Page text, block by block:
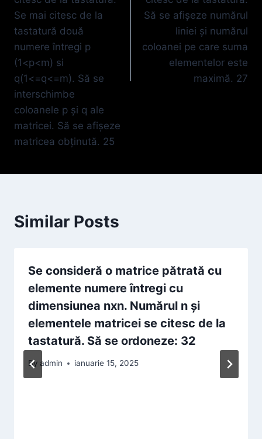
Se mai citesc de la
tastatură două
numere întregi p
(1<p<m) si
q(1<=q<=m). Să se
interschimbe
coloanele p şi q ale
matricei. Să se afişeze
matricea obţinută. 25
Să se afişeze numărul
liniei şi numărul
coloanei pe care suma
elementelor este
maximă. 27
Similar Posts
Se consideră o matrice pătrată cu
elemente numere întregi cu
dimensiunea nxn. Numărul n şi
elementele matricei se citesc de la
tastatură. Să se ordoneze: 32
By admin ianuarie 15, 2025